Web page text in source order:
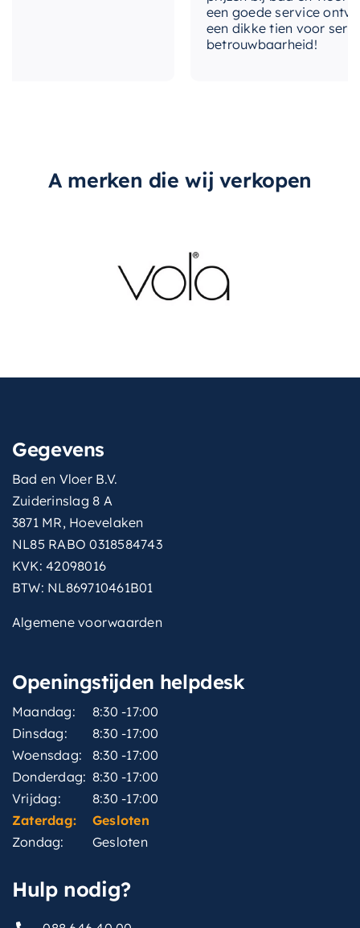
Nee
Nee
een goede service
een dikke tien voor
betrouwbaarheid!
A merken die wij verkopen
Gegevens
Bad en Vloer B.V.
Zuiderinslag 8 A
3871 MR, Hoevelaken
NL85 RABO 0318584743
KVK: 42098016
BTW: NL869710461B01
Algemene voorwaarden
Openingstijden helpdesk
Maandag:
8:30 -17:00
Dinsdag:
8:30 -17:00
Woensdag:
8:30 -17:00
Donderdag: 8:30 -17:00
Vrijdag:
8:30 -17:00
Zaterdag:
Gesloten
Zondag:
Gesloten
Hulp nodig?